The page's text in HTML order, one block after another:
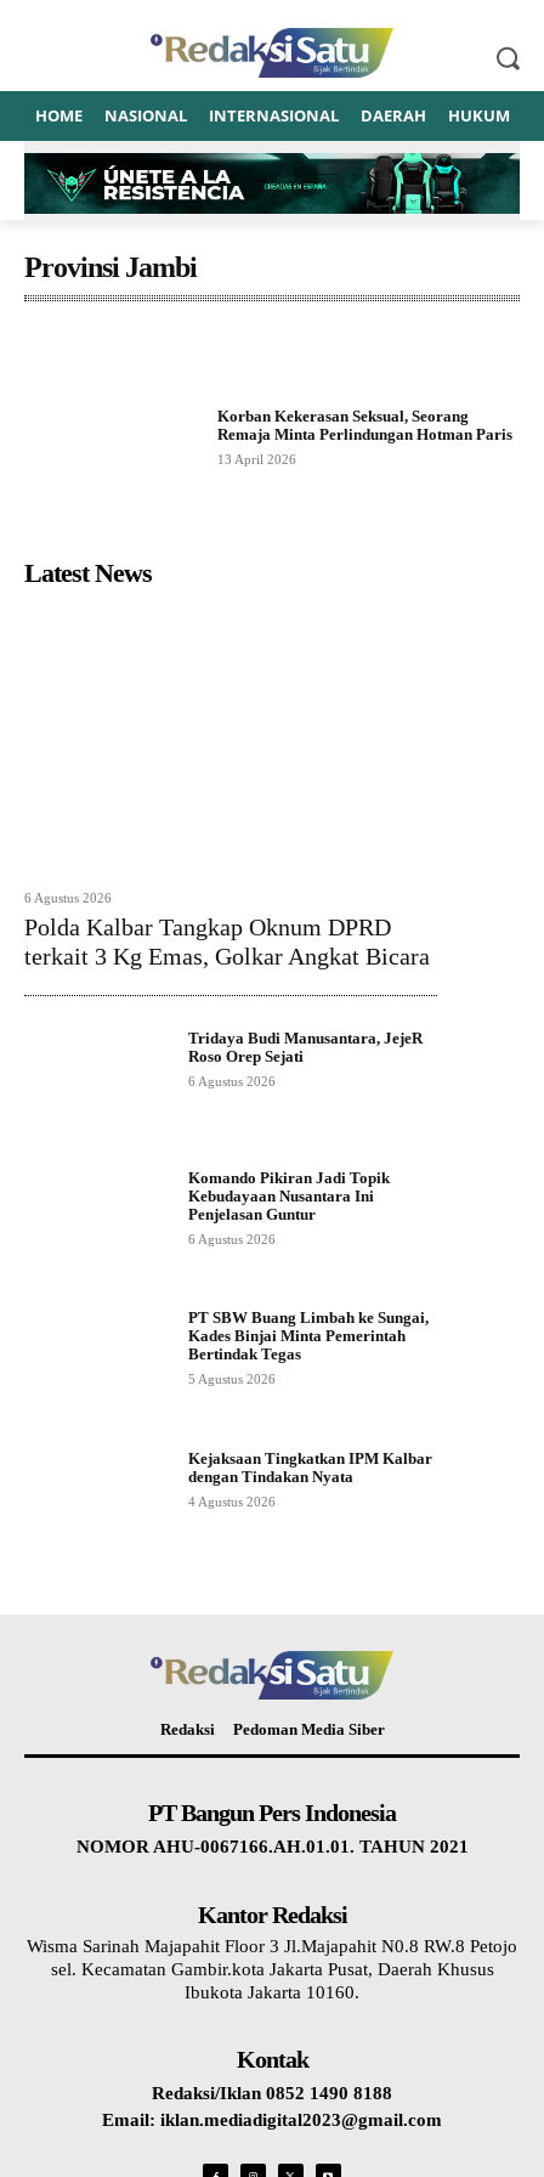
HOME NASIONAL INTERNASIONAL DAERAH HUKUM
Provinsi Jambi
Korban Kekerasan Seksual, Seorang
Remaja Minta Perlindungan Hotman Paris
13 April 2026
Latest News
6 Agustus 2026
Polda Kalbar Tangkap Oknum DPRD
terkait 3 Kg Emas, Golkar Angkat Bicara
Tridaya Budi Manusantara, JejeR
Roso Orep Sejati
6 Agustus 2026
Komando Pikiran Jadi Topik
Kebudayaan Nusantara Ini
Penjelasan Guntur
6 Agustus 2026
PT SBW Buang Limbah ke Sungai,
Kades Binjai Minta Pemerintah
Bertindak Tegas
5 Agustus 2026
Kejaksaan Tingkatkan IPM Kalbar
dengan Tindakan Nyata
4 Agustus 2026
Redaksi Pedoman Media Siber
PT Bangun Pers Indonesia
NOMOR AHU-0067166.AH.01.01. TAHUN 2021
Kantor Redaksi
Wisma Sarinah Majapahit Floor 3 Jl.Majapahit N0.8 RW.8 Petojo
sel. Kecamatan Gambir.kota Jakarta Pusat, Daerah Khusus
Ibukota Jakarta 10160.
Kontak
Redaksi/Iklan 0852 1490 8188
Email: iklan.mediadigital2023@gmail.com